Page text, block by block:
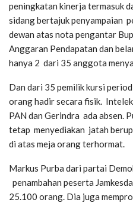
peningkatan kinerja termasuk
sidang bertajuk penyampaian
dewan atas nota pengantar
Anggaran Pendapatan dan
hanya 2 dari 35 anggota
Dan dari 35 pemilik kursi
orang hadir secara fisik.
PAN dan Gerindra ada absen.
tetap menyediakan jatah
di atas meja orang terhormat.
Markus Purba dari partai
penambahan peserta
25.100 orang. Dia juga